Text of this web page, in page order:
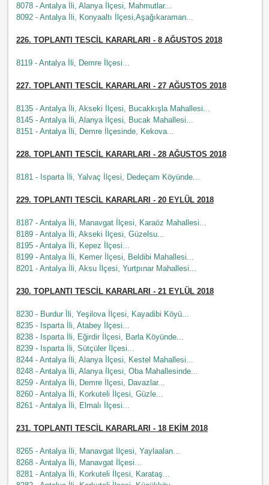
8078 - Antalya İli, Alanya İlçesi, Mahmutlar...
8092 - Antalya İli, Konyaaltı İlçesi,Aşağıkaraman...
226. TOPLANTI TESCİL KARARLARI - 8 AĞUSTOS 2018
8119 - Antalya İli, Demre İlçesi...
227. TOPLANTI TESCİL KARARLARI - 27 AĞUSTOS 2018
8135 - Antalya İli, Akseki İlçesi, Bucakkışla Mahallesi...
8145 - Antalya İli, Alanya İlçesi, Bucak Mahallesi...
8151 - Antalya İli, Demre İlçesinde, Kekova...
228. TOPLANTI TESCİL KARARLARI - 28 AĞUSTOS 2018
8181 - Isparta İli, Yalvaç İlçesi, Dedeçam Köyünde...
229. TOPLANTI TESCİL KARARLARI - 20 EYLÜL 2018
8187 - Antalya İli, Manavgat İlçesi, Karaöz Mahallesi...
8189 - Antalya İli, Akseki İlçesi, Güzelsu...
8195 - Antalya İli, Kepez İlçesi...
8199 - Antalya İli, Kemer İlçesi, Beldibi Mahallesi...
8201 - Antalya İli, Aksu İlçesi, Yurtpınar Mahallesi...
230. TOPLANTI TESCİL KARARLARI - 21EYLÜL2018
8230 - Burdur İli, Yeşilova İlçesi, Kayadibi Köyü...
8235 - Isparta İli, Atabey İlçesi...
8238 - Isparta İli, Eğirdir İlçesi, Barla Köyünde...
8239 - Isparta İli, Sütçüler İlçesi...
8244 - Antalya İli, Alanya İlçesi, Kestel Mahallesi...
8248 - Antalya İli, Alanya İlçesi, Oba Mahallesinde...
8259 - Antalya İli, Demre İlçesi, Davazlar...
8260 - Antalya İli, Korkuteli İlçesi, Güzle...
8261 - Antalya İli, Elmalı İlçesi...
231. TOPLANTI TESCİL KARARLARI - 18EKİM2018
8265 - Antalya İli, Manavgat İlçesi, Yaylaalan...
8268 - Antalya İli, Manavgat İlçesi...
8281 - Antalya İli, Korkuteli İlçesi, Karataş...